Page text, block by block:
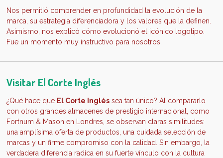
Nos permitió comprender en profundidad la evolución de la
marca, su estrategia diferenciadora y los valores que la definen.
Asimismo, nos explicó cómo evolucionó el icónico logotipo.
Fue un momento muy instructivo para nosotros.
Visitar El Corte Inglés
¿Qué hace que El Corte Ingléssea tan único? Al compararlo
con otros grandes almacenes de prestigio internacional, como
Fortnum & Mason en Londres, se observan claras similitudes:
una amplísima oferta de productos, una cuidada selección de
marcas y un firme compromiso con la calidad. Sin embargo, la
verdadera diferencia radica en su fuerte vínculo con la cultura